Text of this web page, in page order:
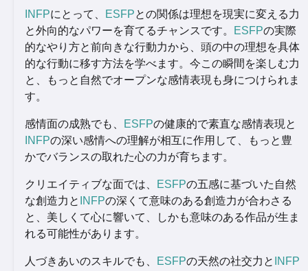
INFPにとって、 ESFPとの関係は理想を現実に変える力
と外向的なパワーを育てるチャンスです。
ESFPの実際
的なやり方と前向きな行動力から、頭の中の理想を具体
的な行動に移す方法を学べます。今この瞬間を楽しむ力
と、もっと自然でオープンな感情表現も身につけられま
す。
感情面の成熟でも、 ESFPの健康的で素直な感情表現と
INFPの深い感情への理解が相互に作用して、もっと豊
かでバランスの取れた心の力が育ちます。
クリエイティブな面では、 ESFPの五感に基づいた自然
な創造力と INFPの深くて意味のある創造力が合わさる
と、美しくて心に響いて、しかも意味のある作品が生ま
れる可能性があります。
人づきあいのスキルでも、 ESFPの天然の社交力と INFP